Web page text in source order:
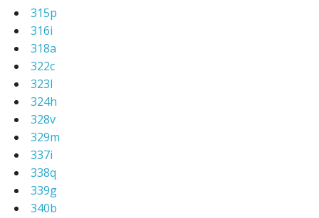
315p
316i
318a
322c
323l
324h
328v
329m
337i
338q
339g
340b